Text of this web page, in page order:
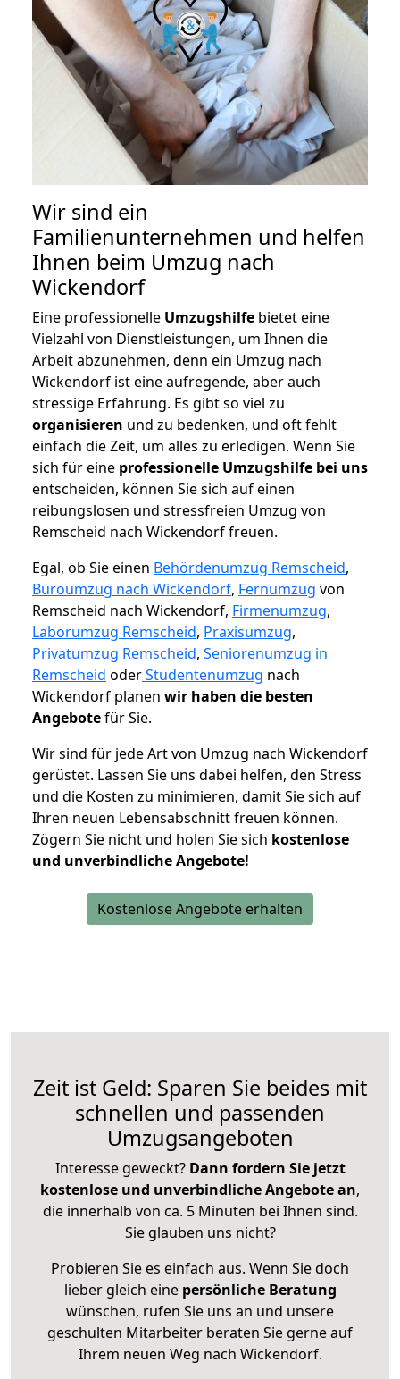
Wir sind ein
Familienunternehmen und helfen
Ihnen beim Umzug nach
Wickendorf
Eine professionelle Umzugshilfe bietet eine
Vielzahl von Dienstleistungen, um Ihnen die
Arbeit abzunehmen, denn ein Umzug nach
Wickendorf ist eine aufregende, aber auch
stressige Erfahrung. Es gibt so viel zu
organisieren und zu bedenken, und oft fehlt
einfach die Zeit, um alles zu erledigen. Wenn Sie
sich für eine professionelle Umzugshilfe bei uns
entscheiden, können Sie sich auf einen
reibungslosen und stressfreien Umzug von
Remscheid nach Wickendorf freuen.
Egal, ob Sie einen Behördenumzug Remscheid,
Büroumzug nach Wickendorf, Fernumzug von
Remscheid nach Wickendorf, Firmenumzug,
Laborumzug Remscheid, Praxisumzug,
Privatumzug Remscheid, Seniorenumzug in
Remscheid oderStudentenumzug nach
Wickendorf planen wir haben die besten
Angebotefür Sie.
Wir sind für jede Art von Umzug nach Wickendorf
gerüstet. Lassen Sie uns dabei helfen, den Stress
und die Kosten zu minimieren, damit Sie sich auf
Ihren neuen Lebensabschnitt freuen können.
Zögern Sie nicht und holen Sie sich kostenlose
und unverbindliche Angebote!
Kostenlose Angebote erhalten
Zeit ist Geld: Sparen Sie beides mit
schnellen und passenden
Umzugsangeboten
Interesse geweckt? Dann fordern Sie jetzt
kostenlose und unverbindliche Angebote an,
die innerhalb von ca. 5 Minuten bei Ihnen sind.
Sie glauben uns nicht?
Probieren Sie es einfach aus. Wenn Sie doch
lieber gleich eine persönliche Beratung
wünschen, rufen Sie uns an und unsere
geschulten Mitarbeiter beraten Sie gerne auf
Ihrem neuen Weg nach Wickendorf.